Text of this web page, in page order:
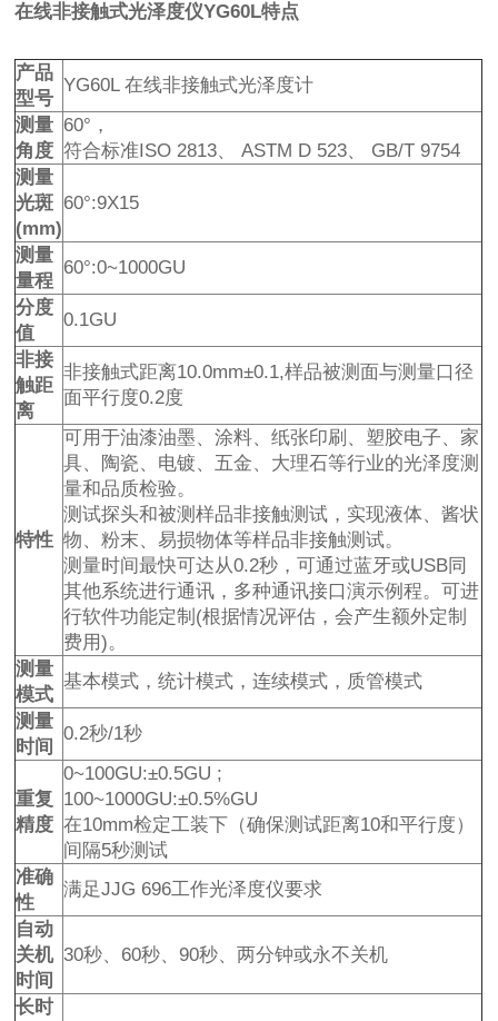
在线非接触式光泽度仪YG60L特点
产品
型号
YG60L 在线非接触式光泽度计
测量
角度
60°，
符合标准ISO 2813、 ASTM D 523、 GB/T 9754
测量
光斑
(mm)
60°:9X15
测量
量程
60°:0~1000GU
分度
值
0.1GU
非接
触距
离
非接触式距离10.0mm±0.1,样品被测面与测量口径
面平行度0.2度
特性
可用于油漆油墨、涂料、纸张印刷、塑胶电子、家
具、陶瓷、电镀、五金、大理石等行业的光泽度测
量和品质检验。
测试探头和被测样品非接触测试，实现液体、酱状
物、粉末、易损物体等样品非接触测试。
测量时间最快可达从0.2秒，可通过蓝牙或USB同
其他系统进行通讯，多种通讯接口演示例程。可进
行软件功能定制(根据情况评估，会产生额外定制
费用)。
测量
模式
基本模式，统计模式，连续模式，质管模式
测量
时间
0.2秒/1秒
重复
精度
0~100GU:±0.5GU ;
100~1000GU:±0.5%GU
在10mm检定工装下（确保测试距离10和平行度）
间隔5秒测试
准确
性
满足JJG 696工作光泽度仪要求
自动
关机
时间
30秒、60秒、90秒、两分钟或永不关机
长时